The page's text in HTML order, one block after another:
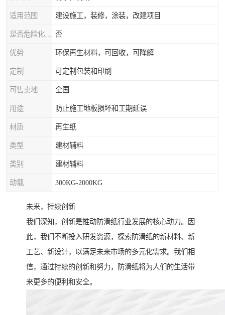
适用范围 建设施工，装修，涂装，改建项目
否
优势 环保再生材料，可回收，可降解
定制 可定制包装和印刷
可售卖地 全国
用途 防止施工地板损坏和工期延误
材质 再生纸
类型 建材辅料
类别 建材辅料
动载 300KG-2000KG
未来，持续创新
我们深知，创新是推动防滑纸行业发展的核心动力。因
此，我们不断投入研发资源，探索防滑纸的新材料、新
工艺、新设计，以满足未来市场的多元化需求。我们相
信，通过持续的创新和努力，防滑纸将为人们的生活带
来更多的便利和安全。